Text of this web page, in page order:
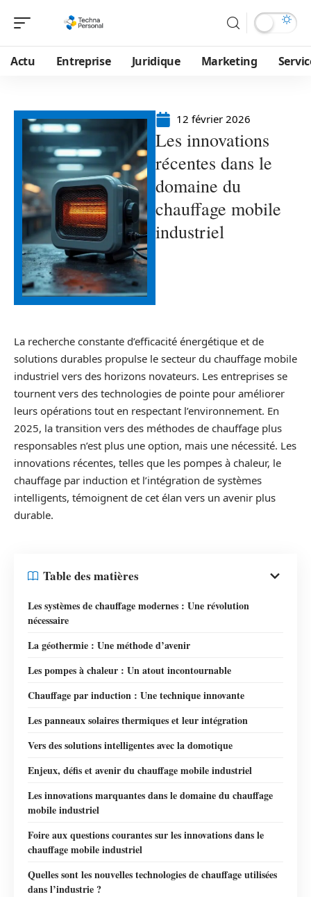
Actu Entreprise Juridique Marketing
12 février 2026
Les innovations
récentes dans le
domaine du
chauffage mobile
industriel
La recherche constante d’efficacité énergétique et de
solutions durables propulse le secteur du chauffage mobile
industriel vers des horizons novateurs. Les entreprises se
tournent vers des technologies de pointe pour améliorer
leurs opérations tout en respectant l’environnement. En
2025, la transition vers des méthodes de chauffage plus
responsables n’est plus une option, mais une nécessité. Les
innovations récentes, telles que les pompes à chaleur, le
chauffage par induction et l’intégration de systèmes
intelligents, témoignent de cet élan vers un avenir plus
durable.
Table des matières
Les systèmes de chauffage modernes : Une révolution
nécessaire
La géothermie : Une méthode d’avenir
Les pompes à chaleur : Un atout incontournable
Chauffage par induction : Une technique innovante
Les panneaux solaires thermiques et leur intégration
Vers des solutions intelligentes avec la domotique
Enjeux, défis et avenir du chauffage mobile industriel
Les innovations marquantes dans le domaine du chauffage
mobile industriel
Foire aux questions courantes sur les innovations dans le
chauffage mobile industriel
Quelles sont les nouvelles technologies de chauffage utilisées
dans l’industrie ?